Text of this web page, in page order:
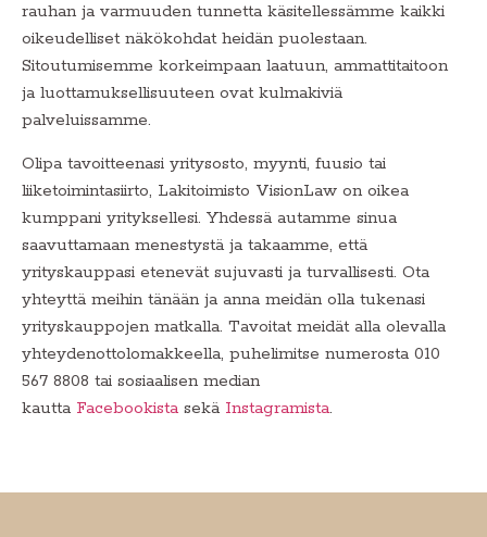
rauhan ja varmuuden tunnetta käsitellessämme kaikki
oikeudelliset näkökohdat heidän puolestaan.
Sitoutumisemme korkeimpaan laatuun, ammattitaitoon
ja luottamuksellisuuteen ovat kulmakiviä
palveluissamme.
Olipa tavoitteenasi yritysosto, myynti, fuusio tai
liiketoimintasiirto, Lakitoimisto VisionLaw on oikea
kumppani yrityksellesi. Yhdessä autamme sinua
saavuttamaan menestystä ja takaamme, että
yrityskauppasi etenevät sujuvasti ja turvallisesti. Ota
yhteyttä meihin tänään ja anna meidän olla tukenasi
yrityskauppojen matkalla. Tavoitat meidät alla olevalla
yhteydenottolomakkeella, puhelimitse numerosta 010
567 8808 tai sosiaalisen median
kautta Facebookista sekä Instagramista.